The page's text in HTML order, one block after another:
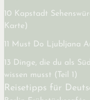
10 Kapstadt
Karte)
11 Must Do Ljubljana
13 Dinge, die du als
wissen musst (Teil 1)
Reisetipps für